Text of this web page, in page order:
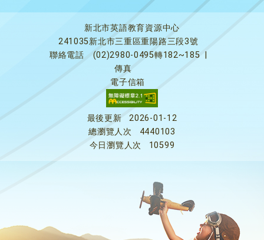
新北市英語教育資源中心
241035新北市三重區重陽路三段3號
聯絡電話
(02)2980-0495轉182~185
傳真
電子信箱
最後更新
2026-01-12
總瀏覽人次
4440103
今日瀏覽人次
10599